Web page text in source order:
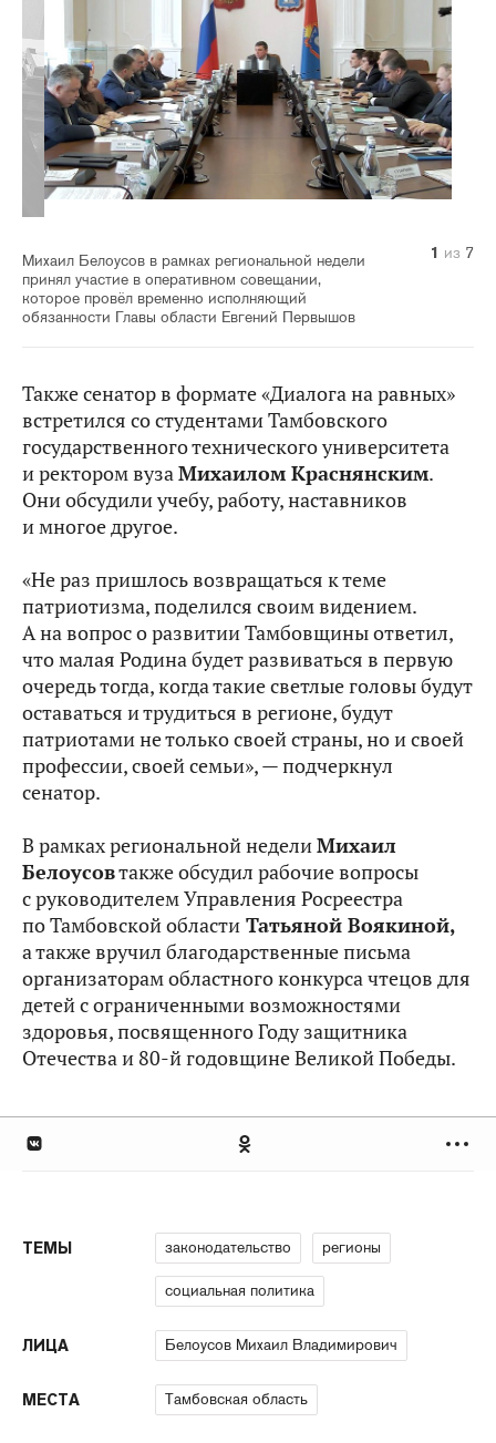
Михаил Белоусов в рамках региональной недели
принял участие в оперативном совещании,
которое провёл временно исполняющий
обязанности Главы области Евгений Первышов
1 из 7
2 из 7
3 из 7
4 из 7
5 из 7
6 из 7
7 из 7
Также сенатор в формате «Диалога на равных»
встретился со студентами Тамбовского
государственного технического университета
и ректором вузаМихаилом Краснянским.
Они обсудили учебу, работу, наставников
и многое другое.
«Не раз пришлось возвращаться к теме
патриотизма, поделился своим видением.
А на вопрос о развитии Тамбовщины ответил,
что малая Родина будет развиваться в первую
очередь тогда, когда такие светлые головы будут
оставаться и трудиться в регионе, будут
патриотами не только своей страны, но и своей
профессии, своей семьи», — подчеркнул
сенатор.
В рамках региональной неделиМихаил
Белоусовтакже обсудил рабочие вопросы
с руководителем Управления Росреестра
по Тамбовской области Татьяной Воякиной,
а также вручил благодарственные письма
организаторам областного конкурса чтецов для
детей с ограниченными возможностями
здоровья, посвященного Году защитника
Отечества и 80-й годовщине Великой Победы.
ТЕМЫ законодательство регионы
социальная политика
ЛИЦА Белоусов Михаил Владимирович
МЕСТА Тамбовская область